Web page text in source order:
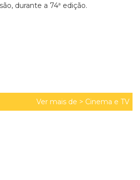
durante a 74ª edição.
Ver mais de > Cinema e TV